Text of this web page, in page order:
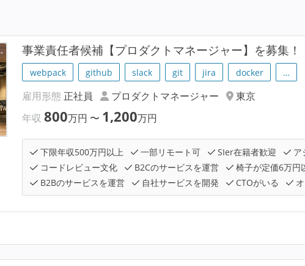
事業責任者候補【プロダクトマネージャー】を募集！
webpack github slack git jira docker …
雇用形態 正社員 プロダクトマネージャー
東京
年収800万円 〜 1,200万円
下限年収500万円以上 一部リモート可 SIer在籍者歓迎
ア
コードレビュー文化
B2Cのサービスを運営
椅子が定価6万円
B2Bのサービスを運営
自社サービスを開発 CTOがいる